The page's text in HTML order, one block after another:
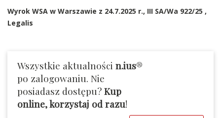
Wyrok WSA w Warszawie z 24.7.2025 r., III SA/Wa 922/25 ,
Legalis
Wszystkie aktualności n.ius®
po zalogowaniu. Nie
posiadasz dostępu?Kup
online, korzystaj od razu!